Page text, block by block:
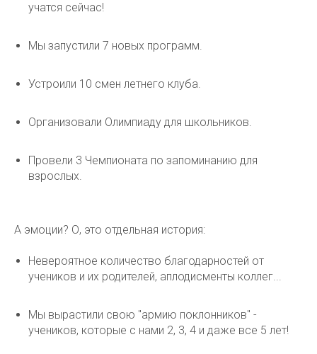
учатся сейчас!
Мы запустили 7 новых программ.
Устроили 10 смен летнего клуба.
Организовали Олимпиаду для школьников.
Провели 3 Чемпионата по запоминанию для
взрослых.
А эмоции? О, это отдельная история:
Невероятное количество благодарностей от
учеников и их родителей, аплодисменты коллег...
Мы вырастили свою "армию поклонников" -
учеников, которые с нами 2, 3, 4 и даже все 5 лет!